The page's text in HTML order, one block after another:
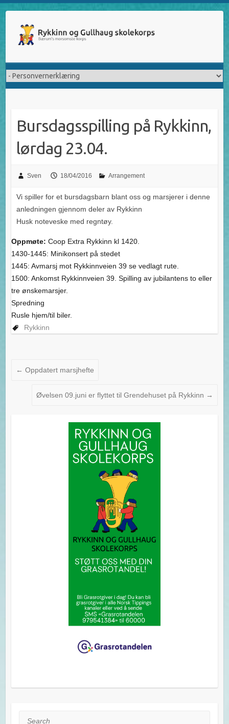
content
Bursdagsspilling på Rykkinn,
lørdag 23.04.
Sven 18/04/2016 Arrangement
Vi spiller for et bursdagsbarn blant oss og marsjerer i denne
anledningen gjennom deler av Rykkinn
Husk noteveske med regntøy.
Oppmøte: Coop Extra Rykkinn kl 1420.
1430-1445: Minikonsert på stedet
1445: Avmarsj mot Rykkinnveien 39 se vedlagt rute.
1500: Ankomst Rykkinnveien 39. Spilling av jubilantens to eller
tre ønskemarsjer.
Spredning
Rusle hjem/til biler.
Rykkinn
← Oppdatert marsjhefte
Øvelsen 09.juni er flyttet til Grendehuset på Rykkinn →
Search